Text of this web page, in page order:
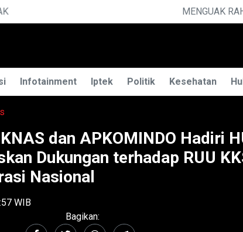
ILMU TELEPATI
Infotainment Iptek Politik Kesehatan
dan APKOMINDO Hadiri
Dukungan terhadap RUU
Nasional
WIB
Bagikan: